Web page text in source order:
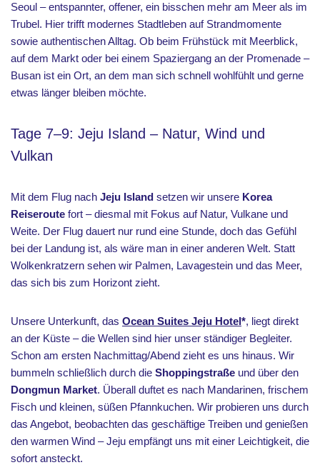
Seoul – entspannter, offener, ein bisschen mehr am Meer als im
Trubel. Hier trifft modernes Stadtleben auf Strandmomente
sowie authentischen Alltag. Ob beim Frühstück mit Meerblick,
auf dem Markt oder bei einem Spaziergang an der Promenade –
Busan ist ein Ort, an dem man sich schnell wohlfühlt und gerne
etwas länger bleiben möchte.
Tage 7–9: Jeju Island – Natur, Wind und
Vulkan
Mit dem Flug nach Jeju Island setzen wir unsere Korea
Reiseroute fort – diesmal mit Fokus auf Natur, Vulkane und
Weite. Der Flug dauert nur rund eine Stunde, doch das Gefühl
bei der Landung ist, als wäre man in einer anderen Welt. Statt
Wolkenkratzern sehen wir Palmen, Lavagestein und das Meer,
das sich bis zum Horizont zieht.
Unsere Unterkunft, das Ocean Suites Jeju Hotel*, liegt direkt
an der Küste – die Wellen sind hier unser ständiger Begleiter.
Schon am ersten Nachmittag/Abend zieht es uns hinaus. Wir
bummeln schließlich durch die Shoppingstraße und über den
Dongmun Market. Überall duftet es nach Mandarinen, frischem
Fisch und kleinen, süßen Pfannkuchen. Wir probieren uns durch
das Angebot, beobachten das geschäftige Treiben und genießen
den warmen Wind – Jeju empfängt uns mit einer Leichtigkeit, die
sofort ansteckt.